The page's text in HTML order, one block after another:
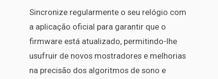
Sincronize regularmente o seu relógio com
a aplicação oficial para garantir que o
firmware está atualizado, permitindo-lhe
usufruir de novos mostradores e melhorias
na precisão dos algoritmos de sono e